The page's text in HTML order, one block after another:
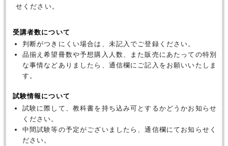
せください。
受講者数について
判断がつきにくい場合は、未記入でご登録ください。
品揃え希望冊数や予想購入人数、また販売にあたっての特別
な事情などありましたら、通信欄にご記入をお願いいたしま
す。
試験情報について
試験に際して、教科書を持ち込み可とするかどうかお知らせ
ください。
中間試験等の予定がございましたら、通信欄にてお知らせく
ださい。